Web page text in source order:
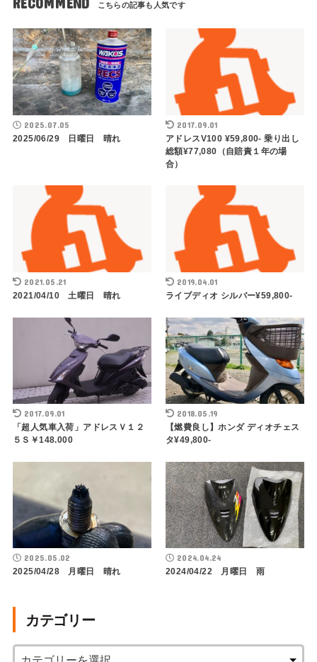
2025.07.05
2025/06/29 日曜日 晴れ
2017.09.01
アドレスV100 ¥59,800- 乗り出し
総額¥77,080（自賠責１年の場
合）
2021.05.21
2021/04/10 土曜日 晴れ
2019.04.01
ライブディオ シルバー¥59,800-
2017.09.01
「超人気車入荷」アドレスＶ１２
５Ｓ￥148.000
2018.05.19
【燃費良し】ホンダ ディオチェス
タ¥49,800-
2025.05.02
2025/04/28 月曜日 晴れ
2024.04.24
2024/04/22 月曜日 雨
カテゴリー